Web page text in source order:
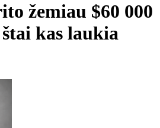
žemiau $60 000
kas laukia